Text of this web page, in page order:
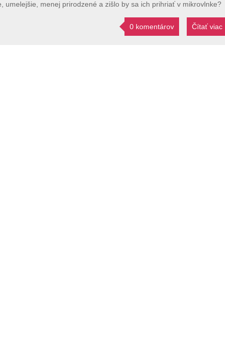
umelejšie, menej prirodzené a zišlo by sa ich prihriať v mikrovlnke?
0 komentárov Čítať viac